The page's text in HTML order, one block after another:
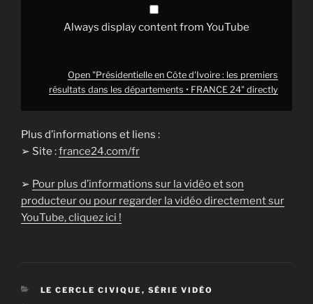
Always display content from YouTube
Open "Présidentielle en Côte d'Ivoire : les premiers
résultats dans les départements • FRANCE 24" directly
Plus d’informations et liens :
➢ Site :france24.com/fr
➢ Pour plus d’informations sur la vidéo et son
producteur ou pour regarder la vidéo directement sur
YouTube, cliquez ici !
CATÉGORIES
LE CERCLE CIVIQUE , SÉRIE VIDÉO